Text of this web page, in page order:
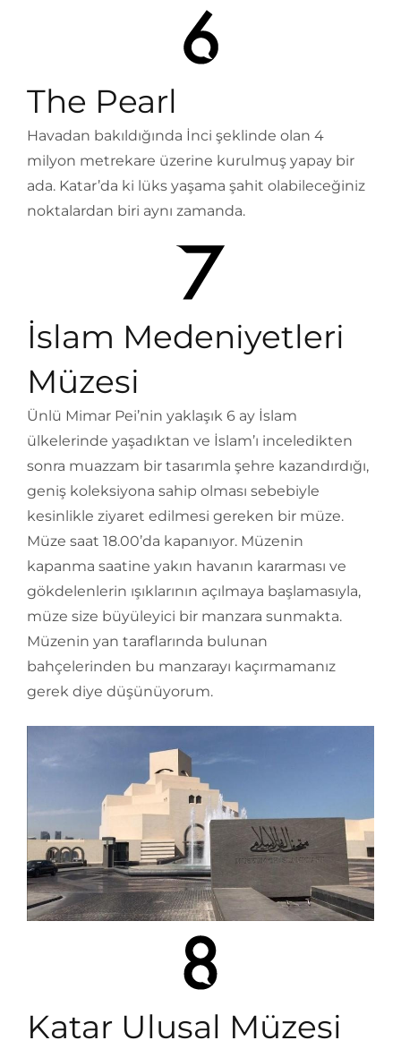
The Pearl
Havadan bakıldığında İnci şeklinde olan 4
milyon metrekare üzerine kurulmuş yapay bir
ada. Katar’da ki lüks yaşama şahit olabileceğiniz
noktalardan biri aynı zamanda.
İslam Medeniyetleri
Müzesi
Ünlü Mimar Pei’nin yaklaşık 6 ay İslam
ülkelerinde yaşadıktan ve İslam’ı inceledikten
sonra muazzam bir tasarımla şehre kazandırdığı,
geniş koleksiyona sahip olması sebebiyle
kesinlikle ziyaret edilmesi gereken bir müze.
Müze saat 18.00’da kapanıyor. Müzenin
kapanma saatine yakın havanın kararması ve
gökdelenlerin ışıklarının açılmaya başlamasıyla,
müze size büyüleyici bir manzara sunmakta.
Müzenin yan taraflarında bulunan
bahçelerinden bu manzarayı kaçırmamanız
gerek diye düşünüyorum.
Katar Ulusal Müzesi